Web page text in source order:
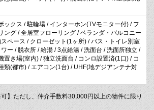
ックス / 駐輪場 / インターホン(TVモニター付) / フ
ング / 全居室フローリング / ベランダ・バルコニー
ペース / クローゼット(1ヶ所) / バス・トイレ別室
ー / 脱衣所 / 給湯 / 3点給湯 / 洗面台 / 洗面所独立 /
置き場(室内) / 独立洗面台 / コンロ設置済(1口) / コ
類(都市) / エアコン(1台) / UHF(地デジアンテナ対
】ただし、仲介手数料30,000円以上の物件に限り